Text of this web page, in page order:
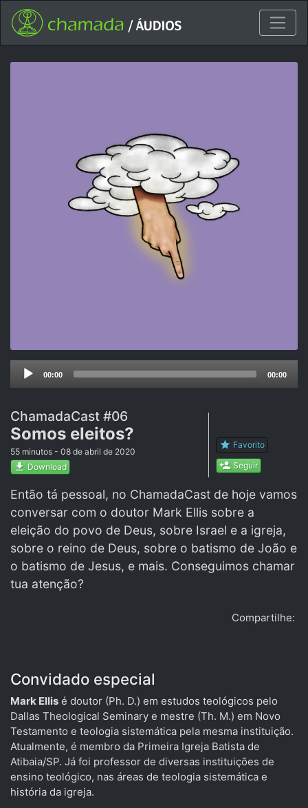
Player
00:00 00:00
star Favorito
person_add Seguir
ChamadaCast #06
Somos eleitos?
55 minutos - 08 de abril de 2020
get_app Download
Então tá pessoal, no ChamadaCast de hoje vamos
conversar com o doutor Mark Ellis sobre a
eleição do povo de Deus, sobre Israel e a igreja,
sobre o reino de Deus, sobre o batismo de João e
o batismo de Jesus, e mais. Conseguimos chamar
tua atenção?
Compartilhe:
Convidado especial
Mark Ellis é doutor (Ph. D.) em estudos teológicos pelo
Dallas Theological Seminary e mestre (Th. M.) em Novo
Testamento e teologia sistemática pela mesma instituição.
Atualmente, é membro da Primeira Igreja Batista de
Atibaia/SP. Já foi professor de diversas instituições de
ensino teológico, nas áreas de teologia sistemática e
história da igreja.